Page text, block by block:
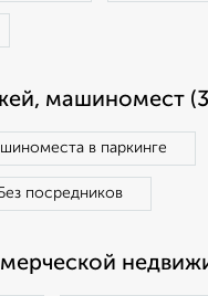
машиномест
в паркинге
Без посредников